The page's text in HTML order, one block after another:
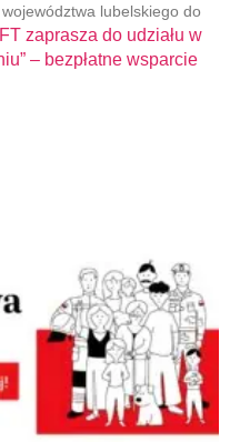
lubelskiego do
zaprasza do udziału w
– bezpłatne wsparcie